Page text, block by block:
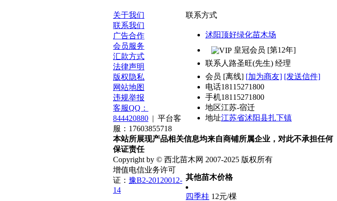
联系方式
沭阳顶好绿化苗木场
皇冠会员 [第12年]
联系人 路圣旺(先生) 经理
会员 [离线] [加为商友] [发送信件]
电话18115271800
手机18115271800
地区江苏-宿迁
地址江苏省沭阳县扎下镇
其他苗木价格
四季桂 12元/棵
关于我们
联系我们
广告合作
会员服务
汇款方式
法律声明
版权隐私
网站地图
违规举报
客服QQ：
844420880 | 平台客
服：17603855718
本站所展现产品相关信息均来自商铺所属企业，对此不承担任何
保证责任
Copyright by © 西北苗木网 2007-2025 版权所有
增值电信业务许可
证： 豫B2-20120012-
14